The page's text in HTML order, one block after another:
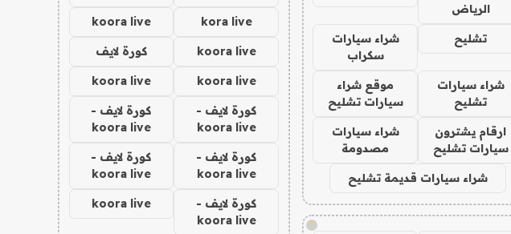
الرياض
تشليح
شراء سيارات
سكراب
شراء سيارات
تشليح
موقع شراء
سيارات تشليح
ارقام يشترون
سيارات تشليح
شراء سيارات
مصدومة
شراء سيارات قديمة تشليح
!
kora live
koora live
koora live كورة لايف
koora live
koora live
كورة لايف -
koora live
كورة لايف -
koora live
كورة لايف -
koora live
كورة لايف -
koora live
كورة لايف -
koora live
koora live